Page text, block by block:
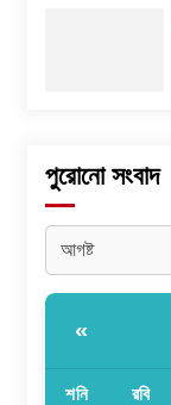
পুরোনো সংবাদ
«
শনি রবি